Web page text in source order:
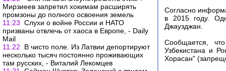
Мирзиеев запретил хокимам расширять
промзоны до полного освоения земель
11:23 Слухи о войне России и НАТО
призваны отвлечь от хаоса в Европе, - Daily
Mail
11:22
В чисто поле. Из Латвии депортируют
несколько тысяч постоянно проживающих
там русских, - Виталий Лекомцев
Согласно
в 2015 году.
Джаузджан.
Сообщается,
Узбекистана и
Хорасан"